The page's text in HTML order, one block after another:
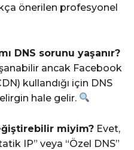
önerilen profesyonel
DNS sorunu yaşanır?
ancak Facebook
kullandığı için DNS
hale gelir.
miyim? Evet,
IP” veya “Özel DNS”